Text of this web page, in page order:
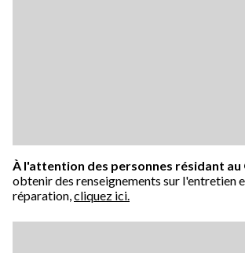
À l'attention des personnes résidant au
obtenir des renseignements sur l'entretien
réparation,cliquez ici.